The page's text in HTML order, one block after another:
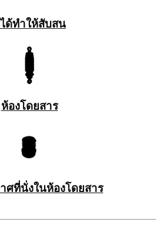
ด้ทำให้สับสน
ห้องโดยสาร
ศที่นั่งในห้องโดยสาร